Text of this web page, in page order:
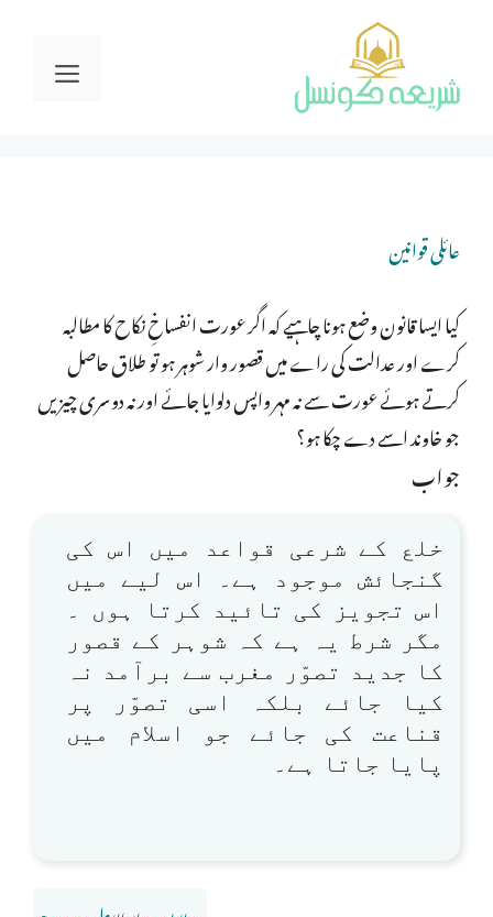
content
عائلی قوانین
کیا ایسا قانون وضع ہونا چاہیے کہ اگر عورت انفساخِ نکاح کا مطالبہ
کرے اور عدالت کی راے میں قصور وار شوہر ہو تو طلاق حاصل
کرتے ہوئے عورت سے نہ مہر واپس دلوایا جائے اور نہ دوسری چیزیں
جو خاوند اسے دے چکا ہو؟
جواب
خلع کے شرعی قواعد میں اس کی
گنجائش موجود ہے۔ اس لیے میں
اس تجویز کی تائید کرتا ہوں ۔
مگر شرط یہ ہے کہ شوہر کے قصور
کا جدید تصوّر مغرب سے برآمد نہ
کیا جائے بلکہ اسی تصوّر پر
قناعت کی جائے جو اسلام میں
پایا جاتا ہے۔